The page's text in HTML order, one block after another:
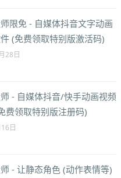
限免 - 自媒体抖音文字动画
(免费领取特别版激活码)
28日
- 自媒体抖音/快手动画视频
费领取特别版注册码)
日
- 让静态角色 (动作表情等)